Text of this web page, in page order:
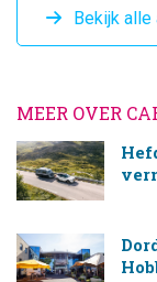
Bekijk alle
MEER OVER